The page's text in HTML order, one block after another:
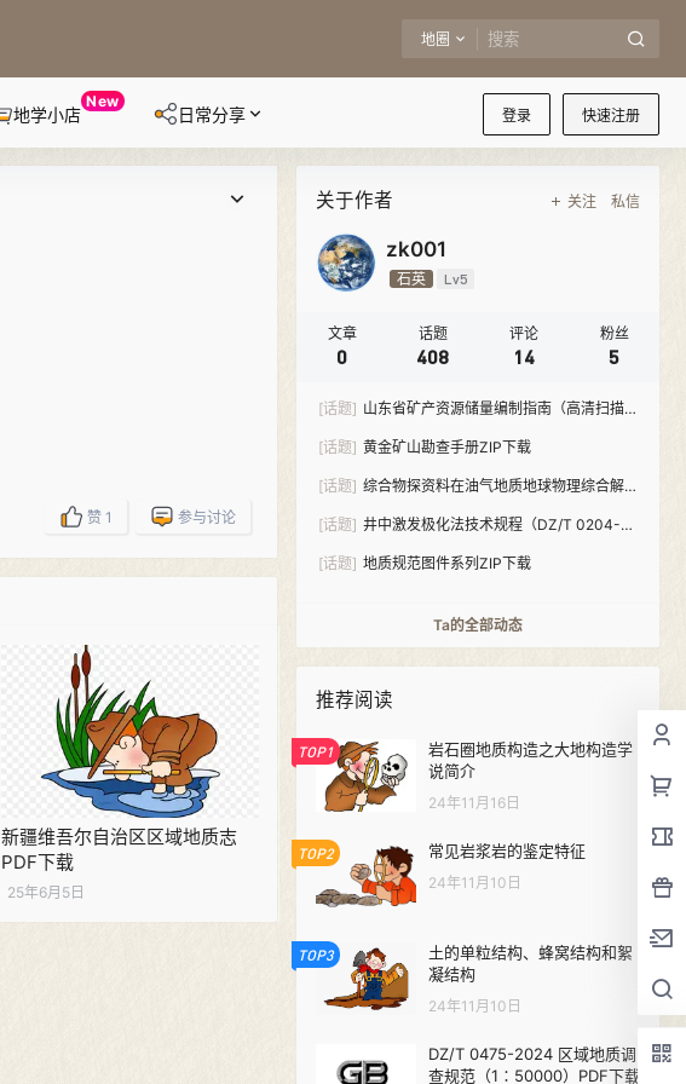
地圈
登录 快速注册
地学小店
New
日常分享
赞 1 参与讨论
新疆维吾尔自治区区域地质志
PDF下载
25年6月5日
关于作者 关注 私信
zk001
石英 Lv5
文章
0
话题
408
评论
14
粉丝
5
[话题] 山东省矿产资源储量编制指南（高清扫描
[话题] 黄金矿山勘查手册ZIP下载
[话题] 综合物探资料在油气地质地球物理综合解
[话题] 井中激发极化法技术规程（DZ/T 0204-
[话题] 地质规范图件系列ZIP下载
Ta的全部动态
推荐阅读
TOP1
岩石圈地质构造之大地构造学
说简介
24年11月16日
TOP2 常见岩浆岩的鉴定特征
24年11月10日
TOP3
土的单粒结构、蜂窝结构和絮
凝结构
24年11月10日
DZ/T 0475-2024 区域地质调
查规范（1∶50000）PDF下载